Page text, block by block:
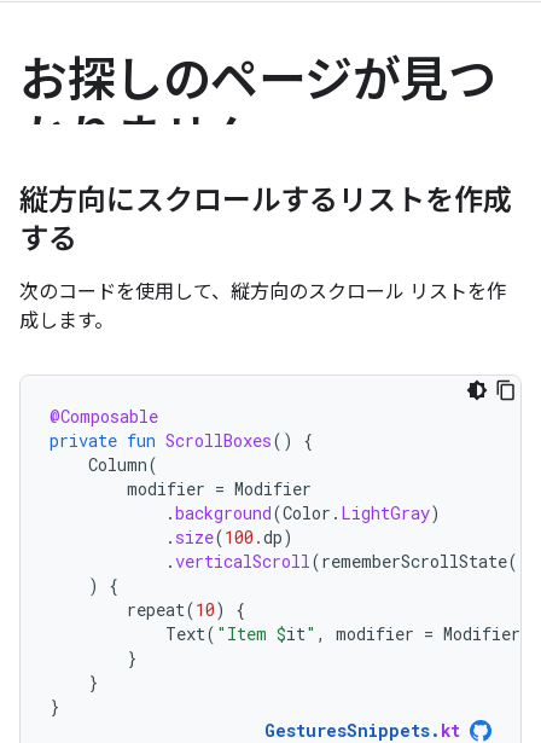
縦方向にスクロールするリストを作成
する
次のコードを使用して、縦方向のスクロール リストを作
成します。
@Composable
private fun ScrollBoxes()
{
Column(
modifier = Modifier
.background(Color . LightGray)
. size(100.dp)
.verticalScroll(rememberScrollState())
)
{
repeat(10)
{
Text( "Item $it" , modifier = Modifier
}
}
}
GesturesSnippets. kt